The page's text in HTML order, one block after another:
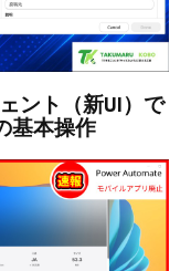
ント（新UI）で
基本操作